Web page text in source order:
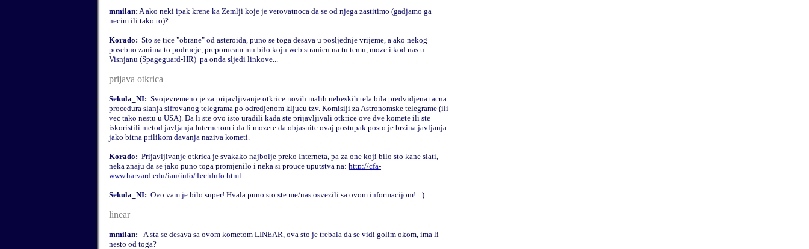
mmilan: A ako neki ipak krene ka Zemlji koje je verovatnoca da se od njega zastitimo (gadjamo ga
necim ili tako to)?
Korado: Sto se tice "obrane" od asteroida, puno se toga desava u posljednje vrijeme, a ako nekog
posebno zanima to podrucje, preporucam mu bilo koju web stranicu na tu temu, moze i kod nas u
Visnjanu (Spageguard-HR) pa onda sljedi linkove...
prijava otkrica
Sekula_NI: Svojevremeno je za prijavljivanje otkrice novih malih nebeskih tela bila predvidjena tacna
procedura slanja sifrovanog telegrama po odredjenom kljucu tzv. Komisiji za Astronomske telegrame (ili
vec tako nestu u USA). Da li ste ovo isto uradili kada ste prijavljivali otkrice ove dve komete ili ste
iskoristili metod javljanja Internetom i da li mozete da objasnite ovaj postupak posto je brzina javljanja
jako bitna prilikom davanja naziva kometi.
Korado: Prijavljivanje otkrica je svakako najbolje preko Interneta, pa za one koji bilo sto kane slati,
neka znaju da se jako puno toga promjenilo i neka si prouce uputstva na: http://cfa-
www.harvard.edu/iau/info/TechInfo.html
Sekula_NI: Ovo vam je bilo super! Hvala puno sto ste me/nas osvezili sa ovom informacijom! :)
linear
mmilan: A sta se desava sa ovom kometom LINEAR, ova sto je trebala da se vidi golim okom, ima li
nesto od toga?